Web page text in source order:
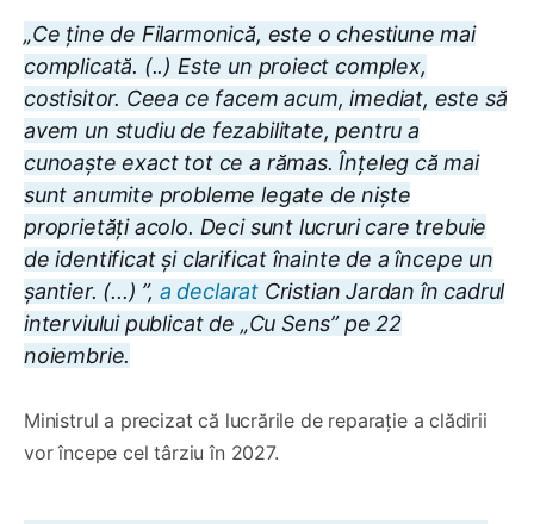
„Ce ține de Filarmonică, este o chestiune mai
complicată. (..) Este un proiect complex,
costisitor. Ceea ce facem acum, imediat, este să
avem un studiu de fezabilitate, pentru a
cunoaște exact tot ce a rămas. Înțeleg că mai
sunt anumite probleme legate de niște
proprietăți acolo. Deci sunt lucruri care trebuie
de identificat și clarificat înainte de a începe un
șantier. (...) ”, a declarat Cristian Jardan în cadrul
interviului publicat de „Cu Sens” pe 22
noiembrie.
Ministrul a precizat că lucrările de reparație a clădirii
vor începe cel târziu în 2027.